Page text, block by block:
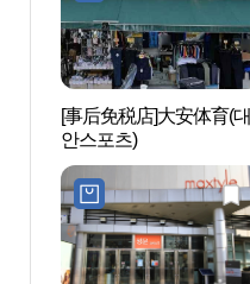
[事后免税店]大安体育(대
안스포츠)